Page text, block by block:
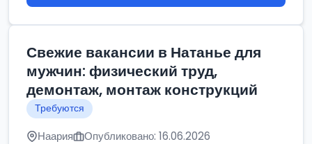
Свежие вакансии в Натанье для
мужчин: физический труд,
демонтаж, монтаж конструкций
Требуются
Наария Опубликовано: 16.06.2026